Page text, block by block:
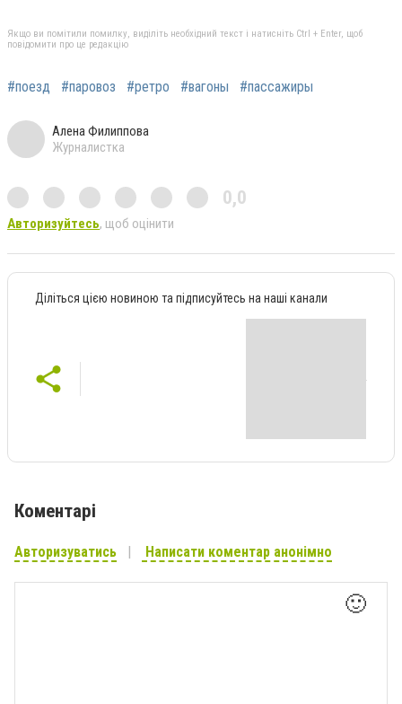
Якщо ви помітили помилку, виділіть необхідний текст і натисніть Ctrl + Enter, щоб
повідомити про це редакцію
#поезд #паровоз #ретро #вагоны #пассажиры
Алена Филиппова
Журналистка
0,0
Авторизуйтесь, щоб оцінити
Діліться цією новиною та підписуйтесь на наші канали
Коментарі
Авторизуватись Написати коментар анонімно
🙂